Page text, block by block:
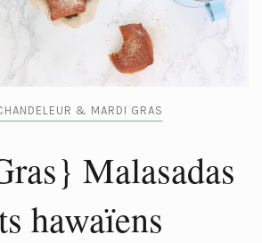
& MARDI GRAS
Malasadas
hawaïens